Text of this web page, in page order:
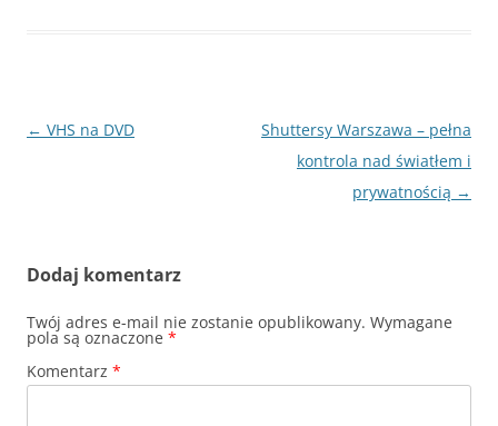
Nawigacja
← VHS na DVD
Shuttersy Warszawa – pełna
kontrola nad światłem i
prywatnością →
Dodaj komentarz
Twój adres e-mail nie zostanie opublikowany. Wymagane
pola są oznaczone *
Komentarz *